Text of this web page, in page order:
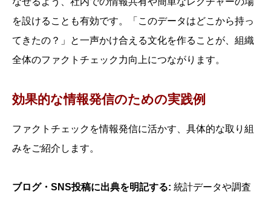
を設けることも有効です。「このデータはどこから持っ
てきたの？」と一声かけ合える文化を作ることが、組織
全体のファクトチェック力向上につながります。
効果的な情報発信のための実践例
ファクトチェックを情報発信に活かす、具体的な取り組
みをご紹介します。
ブログ・SNS投稿に出典を明記する: 統計データや調査